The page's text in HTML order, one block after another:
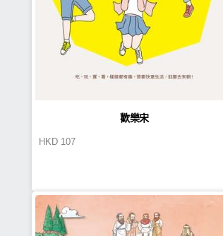
歡樂宋
HKD 107